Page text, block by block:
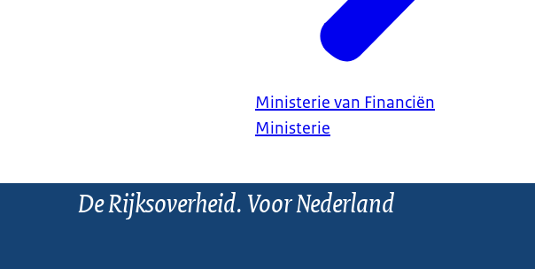
Ministerie van Financiën
Ministerie
De Rijksoverheid. Voor Nederland